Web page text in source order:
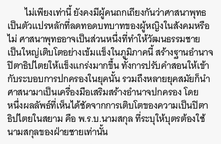
ไม่เพียงเท่านี้ ยังคงมีผู้คนถกเถียงกันว่าศาสนาพุทธ
เป็นตัวแปรหลักที่ลดทอดบทบาทของผู้หญิงในสังคมหรือ
ไม่ ศาสนาพุทธอาจเป็นส่วนหนึ่งที่ทำให้วัฒนธรรมชาย
เป็นใหญ่เติบโตอย่างเข้มแข็งในภูมิภาคนี้ สร้างฐานอำนาจ
ปิตาธิปไตยให้แข็งแกร่งมากขึ้น ทั้งการปรับคำสอนให้เข้า
กับระบอบการปกครองในยุคนั้น รวมถึงหลายยุคสมัยก็นำ
ศาสนามาเป็นเครื่องมือเสริมสร้างอำนาจปกครอง โดย
หนึ่งผลลัพธ์ที่เห็นได้ชัดจากการเติบโตของความเป็นปิตา
ธิปไตยในสยาม คือ พ.ร.บ.นามสกุล ที่ระบุให้บุตรต้องใช้
นามสกุลของฝ่ายชายเท่านั้น